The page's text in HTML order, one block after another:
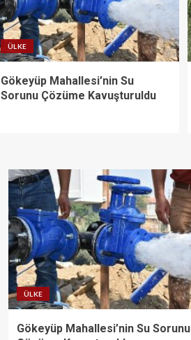
ÜLKE
Gökeyüp Mahallesi’nin Su
Sorunu Çözüme Kavuşturuldu
ÜLKE
Gökeyüp Mahallesi’nin Su Sorunu